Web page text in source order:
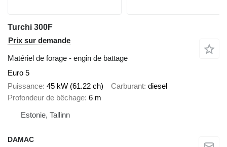
Turchi 300F
Prix sur demande
Matériel de forage - engin de battage
Euro 5
Puissance 45 kW (61.22 ch) Carburant diesel
Profondeur de bêchage 6 m
Estonie, Tallinn
DAMAC